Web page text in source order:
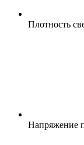
Плотность
Напряжение